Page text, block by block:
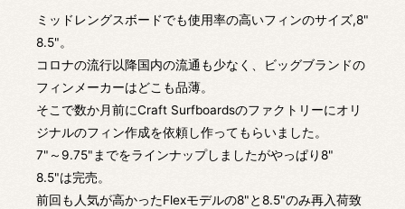
ミッドレングスボードでも使用率の高いフィンのサイズ,8"
8.5"。
コロナの流行以降国内の流通も少なく、ビッグブランドの
フィンメーカーはどこも品薄。
そこで数か月前にCraft Surfboardsのファクトリーにオリ
ジナルのフィン作成を依頼し作ってもらいました。
7"～9.75"までをラインナップしましたがやっぱり8"
8.5"は完売。
前回も人気が高かったFlexモデルの8"と8.5"のみ再入荷致